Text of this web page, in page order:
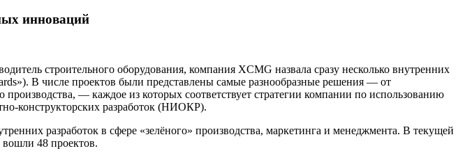
инноваций
строительного оборудования, компания XCMG назвала сразу несколько внутренних
В числе проектов были представлены самые разнообразные решения — от
— каждое из которых соответствует стратегии компании по использованию
конструкторских разработок (НИОКР).
разработок в сфере «зелёного» производства, маркетинга и менеджмента. В текущей
вошли 48 проектов.